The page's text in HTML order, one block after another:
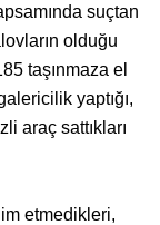
suçtan
olduğu
taşınmaza el
yaptığı,
araç sattıkları
etmedikleri,